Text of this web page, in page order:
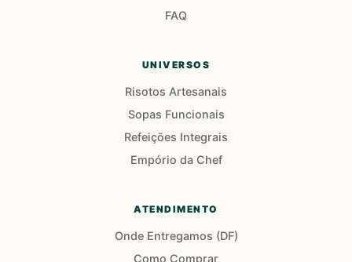
FAQ
UNIVERSOS
Risotos Artesanais
Sopas Funcionais
Refeições Integrais
Empório da Chef
ATENDIMENTO
Onde Entregamos (DF)
Como Comprar